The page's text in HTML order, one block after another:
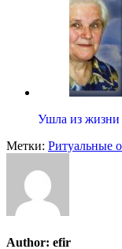
Ушла из
Метки: Ритуальные
Author: efir